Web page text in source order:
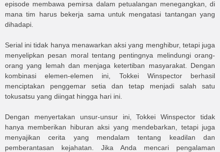
episode membawa pemirsa dalam petualangan menegangkan, di
mana tim harus bekerja sama untuk mengatasi tantangan yang
dihadapi.
Serial ini tidak hanya menawarkan aksi yang menghibur, tetapi juga
menyelipkan pesan moral tentang pentingnya melindungi orang-
orang yang lemah dan menjaga ketertiban masyarakat. Dengan
kombinasi elemen-elemen ini, Tokkei Winspector berhasil
menciptakan penggemar setia dan tetap menjadi salah satu
tokusatsu yang diingat hingga hari ini.
Dengan menyertakan unsur-unsur ini, Tokkei Winspector tidak
hanya memberikan hiburan aksi yang mendebarkan, tetapi juga
menyajikan cerita yang mendalam tentang keadilan dan
pemberantasan kejahatan. Jika Anda mencari pengalaman